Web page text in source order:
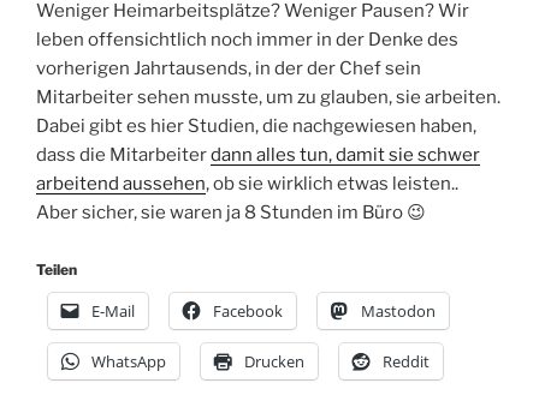
Weniger Heimarbeitsplätze? Weniger Pausen? Wir
leben offensichtlich noch immer in der Denke des
vorherigen Jahrtausends, in der der Chef sein
Mitarbeiter sehen musste, um zu glauben, sie arbeiten.
Dabei gibt es hier Studien, die nachgewiesen haben,
dass die Mitarbeiterdann alles tun, damit sie schwer
arbeitend aussehen, ob sie wirklich etwas leisten..
Aber sicher, sie waren ja 8 Stunden im Büro 😉
Teilen
E-Mail Facebook Mastodon
WhatsApp Drucken Reddit